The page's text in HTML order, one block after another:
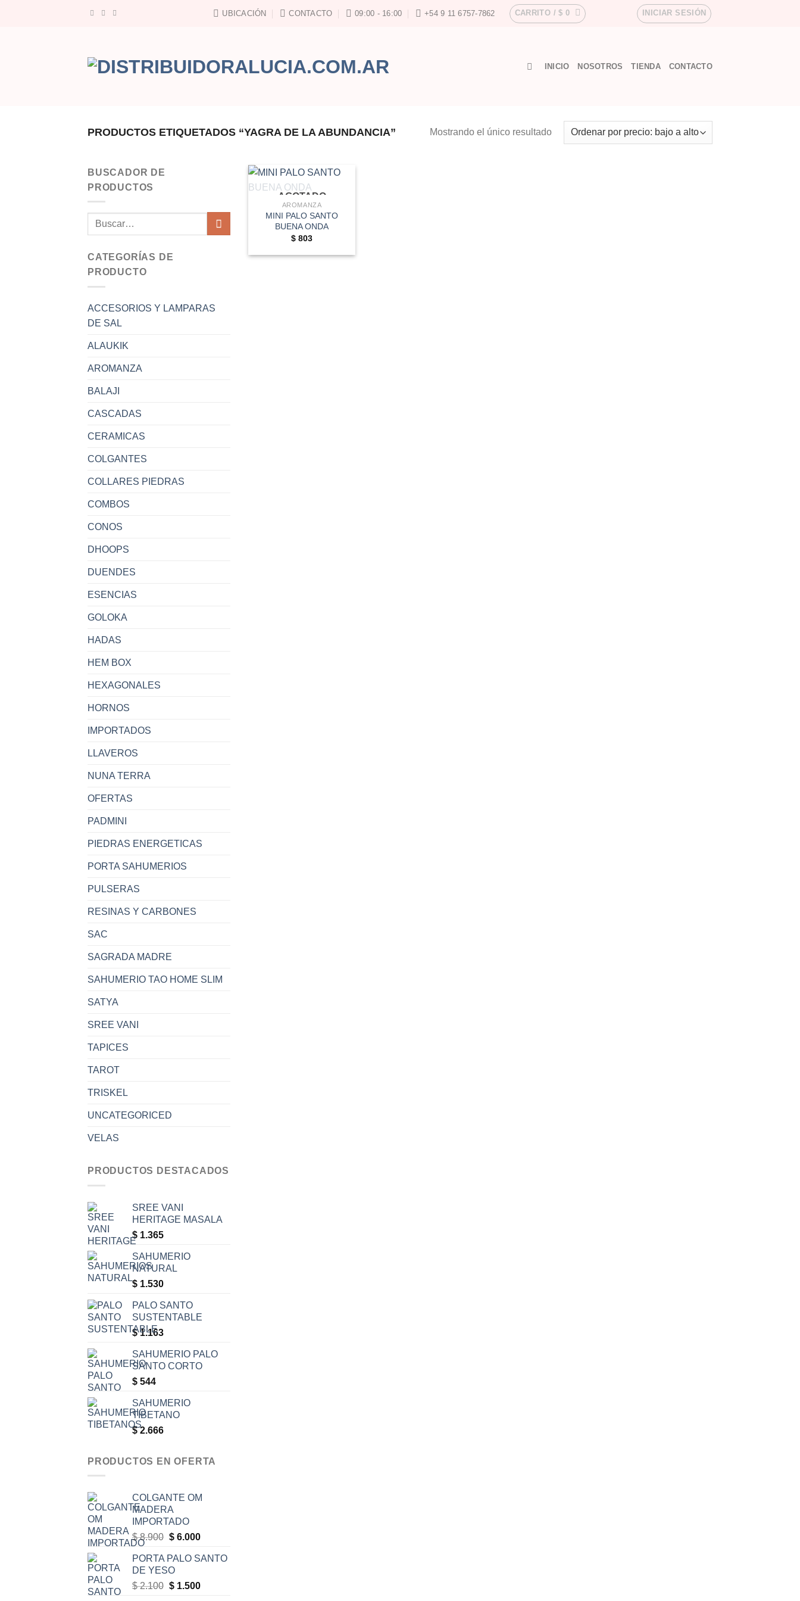
UBICACIÓN CONTACTO 09:00 - 16:00 +54 9 11 6757-7862 CARRITO /$ 0 INICIAR SESIÓN
INICIO NOSOTROS TIENDA CONTACTO
PRODUCTOS ETIQUETADOS “YAGRA DE LA ABUNDANCIA” Mostrando el único resultado
BUSCADOR DE
PRODUCTOS
Buscar
CATEGORÍAS DE
PRODUCTO
ACCESORIOS Y LAMPARAS
DE SAL
ALAUKIK
AROMANZA
BALAJI
CASCADAS
CERAMICAS
COLGANTES
COLLARES PIEDRAS
COMBOS
CONOS
DHOOPS
DUENDES
ESENCIAS
GOLOKA
HADAS
HEM BOX
HEXAGONALES
HORNOS
IMPORTADOS
LLAVEROS
NUNA TERRA
OFERTAS
PADMINI
PIEDRAS ENERGETICAS
PORTA SAHUMERIOS
PULSERAS
RESINAS Y CARBONES
SAC
SAGRADA MADRE
SAHUMERIO TAO HOME SLIM
SATYA
SREE VANI
TAPICES
TAROT
TRISKEL
UNCATEGORICED
VELAS
PRODUCTOS DESTACADOS
SREE VANI
HERITAGE MASALA
$ 1.365
SAHUMERIO
NATURAL
$ 1.530
PALO SANTO
SUSTENTABLE
$1.163
SAHUMERIO PALO
SANTO CORTO
$ 544
SAHUMERIO
TIBETANO
$2.666
PRODUCTOS EN OFERTA
COLGANTE OM
MADERA
IMPORTADO
$8.900 Original
was:
$ 8.900.
$6.000Current
is:
PORTA PALO SANTO
DE YESO
$2.100 Original
$1.500Current
AGOTADO
AROMANZA
MINI PALO SANTO
BUENA ONDA
$ 803